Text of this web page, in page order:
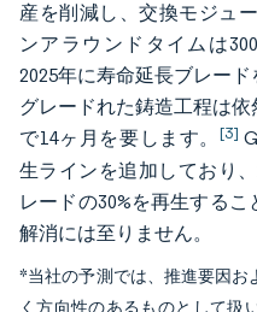
産を削減し、交換モジュ
ンアラウンドタイムは
2025年に寿命延長ブレー
グレードれた鋳造工程は
で14ヶ月を要します。 [3]
生ラインを追加しており
レードの30%を再生する
解消には至りません。
*当社の予測では、推進要因お
く方向性のあるものとして扱